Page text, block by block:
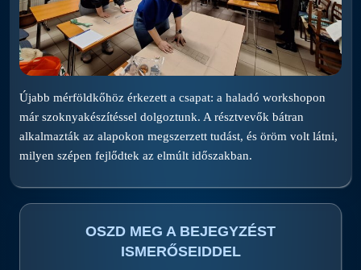
Újabb mérföldkőhöz érkezett a csapat: a haladó workshopon
már szoknyakészítéssel dolgoztunk. A résztvevők bátran
alkalmazták az alapokon megszerzett tudást, és öröm volt látni,
milyen szépen fejlődtek az elmúlt időszakban.
OSZD MEG A BEJEGYZÉST
ISMERŐSEIDDEL